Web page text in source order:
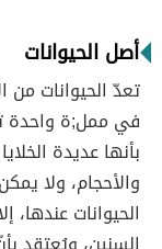
أصل الحيوانات
تعدّ الحيوانات من
بأنها عديدة
والأحجام، ولا
الحيوانات